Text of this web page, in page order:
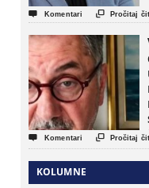
 Komentari  Pročitaj
 Komentari  Pročitaj
KOLUMNE